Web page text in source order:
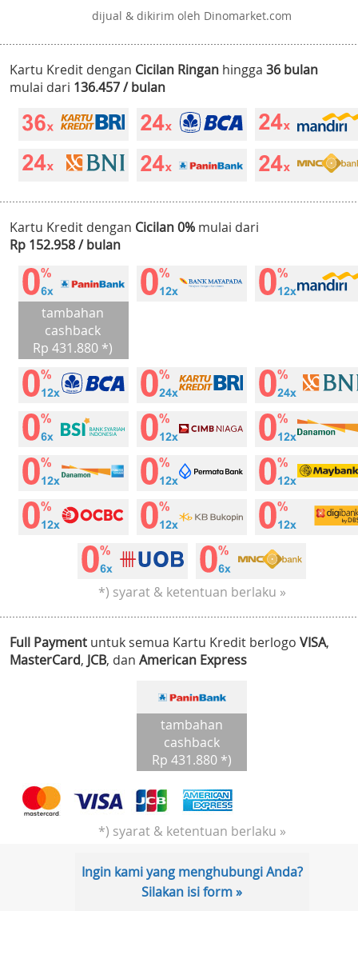
dijual & dikirim oleh Dinomarket.com
Kartu Kredit dengan Cicilan Ringan hingga 36 bulan
mulai dari 136.457 / bulan
Kartu Kredit dengan Cicilan 0% mulai dari
Rp 152.958 / bulan
tambahan
cashback
Rp 431.880 *)
*) syarat & ketentuan berlaku »
Full Payment untuk semua Kartu Kredit berlogo VISA,
MasterCard, JCB, dan American Express
tambahan
cashback
Rp 431.880 *)
*) syarat & ketentuan berlaku »
Ingin kami yang menghubungi Anda?
Silakan isi form »